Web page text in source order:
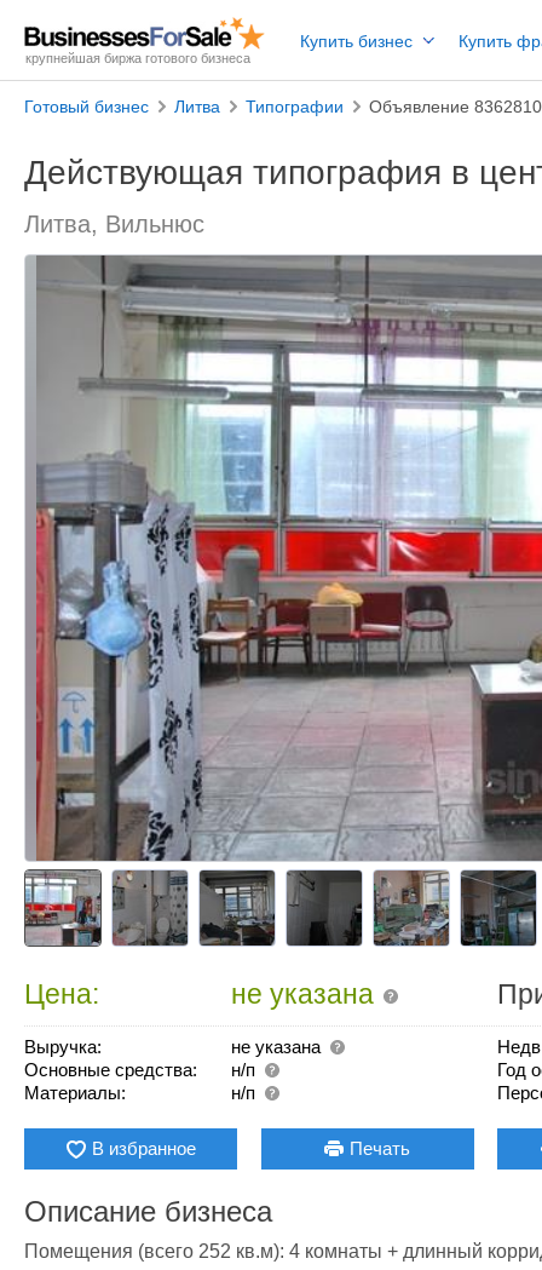
крупнейшая биржа готового бизнеса
Купить бизнес Купить
Готовый бизнес Литва Типографии Объявление
Действующая типография в
Литва, Вильнюс
Цена: не указана
Выручка:
не указана
Основные средства:
н/п
Материалы:
н/п
Год
В избранное Печать
Описание бизнеса
Помещения (всего 252 кв.м): 4 комнаты + длинный